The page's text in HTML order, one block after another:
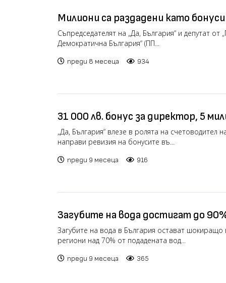
Милиони са раздадени като
елит на държавната
Съпредседателят на „Да, България“ и депутат
Демократична България“ (ПП...
преди 8 месеца 934
31 000 лв. бонус за директор, 5
как държавните органи си
„Да, България“ влезе в ролята на счетоводител
направи ревизия на бонусите въ...
преди 9 месеца 916
Загубите на вода достигат до
Загубите на вода в България остават шокиращо
региони над 70% от подадената вод...
преди 9 месеца 365